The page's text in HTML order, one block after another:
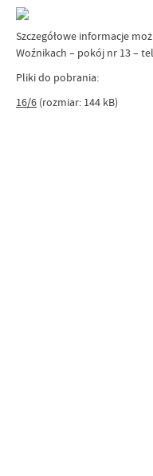
Szczegółowe informacje
Woźnikach – pokój nr 13 –
Pliki do pobrania:
16/6 (rozmiar: 144 kB)